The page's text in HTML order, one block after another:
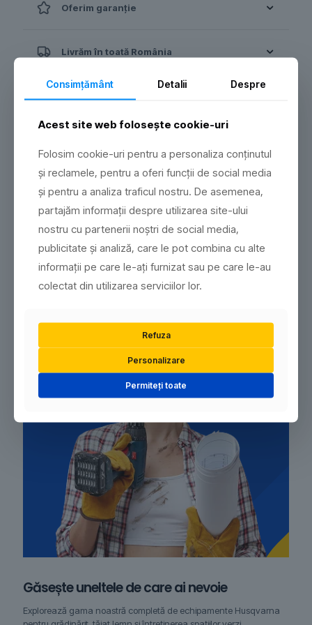
Oferim garanție
Livrăm în toată România
Facem o echipa perfecta
Modernizează-ți gospodăria sau atelierul cu
echipamente profesionale Husqvarna. Fă din locul tău
de muncă exact ce ți-ai dorit întotdeauna.
Găsește uneltele de care ai nevoie
Explorează gama noastră completă de echipamente Husqvarna
Consimţământ Detalii Despre
Acest site web folosește cookie-uri
Folosim cookie-uri pentru a personaliza conținutul
și reclamele, pentru a oferi funcții de social media
și pentru a analiza traficul nostru. De asemenea,
partajăm informații despre utilizarea site-ului
nostru cu partenerii noștri de social media,
publicitate și analiză, care le pot combina cu alte
informații pe care le-ați furnizat sau pe care le-au
colectat din utilizarea serviciilor lor.
Refuza
Personalizare
Permiteți toate